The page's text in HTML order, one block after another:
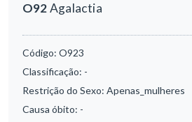
O92Agalactia
Código: O923
Classificação: -
Restrição do Sexo: Apenas_mulheres
Causa óbito: -